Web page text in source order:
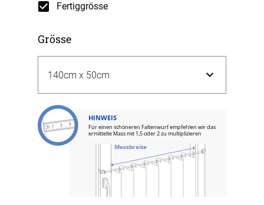
Fertiggrösse
Grösse
Für einen schöneren Faltenwurf empfehlen wir das
ermittelte Mass mit 1,5 oder 2 zu multiplizieren
HINWEIS
Messbreite